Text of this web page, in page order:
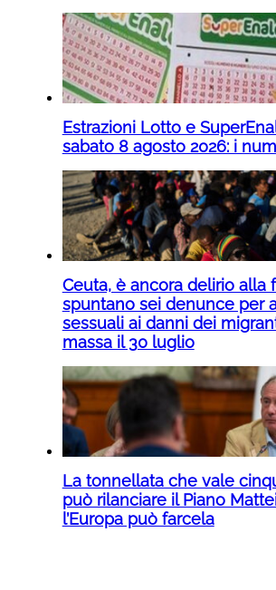
Estrazioni Lotto e
sabato 8 agosto 2026: i
Ceuta, è ancora delirio alla
spuntano sei denunce per
sessuali ai danni dei
massa il 30 luglio
La tonnellata che vale
può rilanciare il Piano
l’Europa può farcela